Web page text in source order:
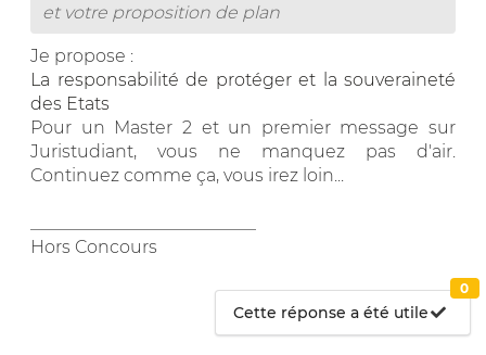
et votre proposition de plan
Je propose :
La responsabilité de protéger et la souveraineté
des Etats
Pour un Master 2 et un premier message sur
Juristudiant, vous ne manquez pas d'air.
Continuez comme ça, vous irez loin...
Hors Concours
Cette réponse a été utile
0